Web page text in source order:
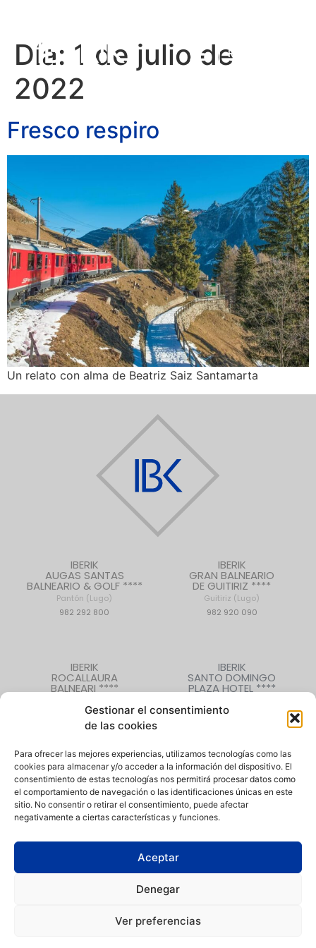
Gestionar el consentimiento
de las cookies
Para ofrecer las mejores experiencias, utilizamos tecnologías como las
cookies para almacenar y/o acceder a la información del dispositivo. El
consentimiento de estas tecnologías nos permitirá procesar datos como
el comportamiento de navegación o las identificaciones únicas en este
sitio. No consentir o retirar el consentimiento, puede afectar
negativamente a ciertas características y funciones.
Aceptar
Denegar
Ver preferencias
RESERVAR
Día: 1 de julio de
2022
Fresco respiro
Un relato con alma de Beatriz Saiz Santamarta
IBERIK
AUGAS SANTAS
BALNEARIO & GOLF ****
Pantón (Lugo)
982 292 800
IBERIK
GRAN BALNEARIO
DE GUITIRIZ ****
Guitiriz (Lugo)
982 920 090
IBERIK
ROCALLAURA
BALNEARI ****
973 330 632
IBERIK
SANTO DOMINGO
PLAZA HOTEL ****
985 207 880
CONTACTO|QUIÉNES SOMOS|EMPLEO
Aviso Legal|
Condiciones de uso de instalaciones
Iberik Hoteles está comprometida con la igualdad de